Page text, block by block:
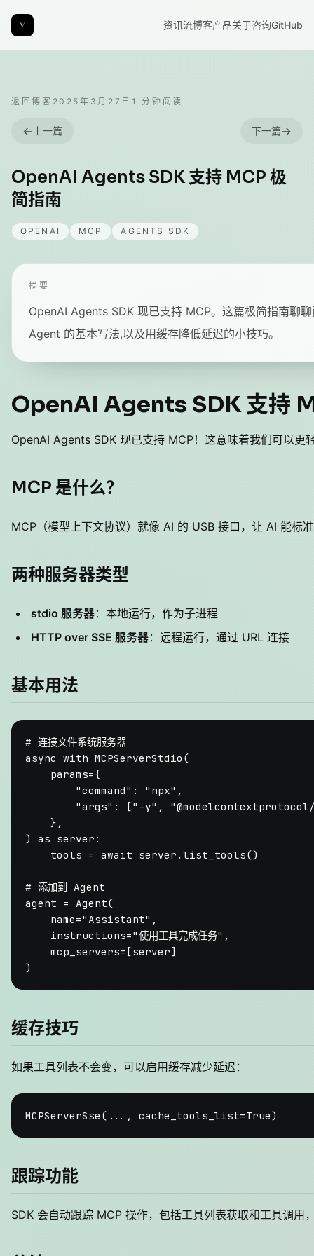
资讯流博客产品关于咨询GitHub
返回博客 2025年3月27日 1 分钟阅读
← 上一篇 下一篇→
OpenAI Agents SDK 支持 MCP 极
简指南
OPENAI MCP AGENTS SDK
摘要
OpenAI Agents SDK 现已支持 MCP。这篇极简指南聊
Agent 的基本写法,以及用缓存降低延迟的小技巧。
OpenAI Agents SDK 支持
OpenAI Agents SDK 现已支持 MCP！这意味着我们可以更
MCP 是什么？
MCP（模型上下文协议）就像 AI 的 USB 接口，让 AI 能标
两种服务器类型
stdio 服务器：本地运行，作为子进程
HTTP over SSE 服务器：远程运行，通过 URL 连接
基本用法
# 连接文件系统服务器
async with MCPServerStdio(
    params={
"command" : "npx" ,
"args" : ["-y" ,
    },
) as server:
    tools =
await server.list_tools()
# 添加到 Agent
agent = Agent(
    name=
"Assistant" ,
    instructions=
"使用工具完成任务" ,
    mcp_servers=[server]
缓存技巧
如果工具列表不会变，可以启用缓存减少延迟：
MCPServerSse(..., cache_tools_list=True
跟踪功能
SDK 会自动跟踪 MCP 操作，包括工具列表获取和工具调用